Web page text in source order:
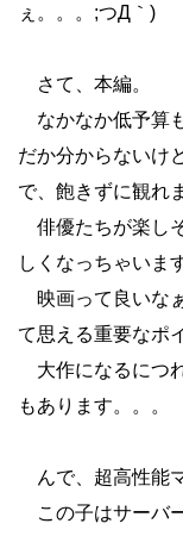
ぇ。。。;つД｀)
さて、本編。
なかなか低予算
だか分からないけ
で、飽きずに観れ
俳優たちが楽し
しくなっちゃい
映画って良いな
て思える重要なポ
大作になるにつ
もあります。。。
んで、超高性能
この子はサーバ